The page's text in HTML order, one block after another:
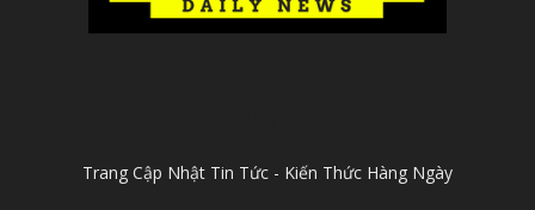
Trang Cập Nhật Tin Tức - Kiến Thức Hàng Ngày